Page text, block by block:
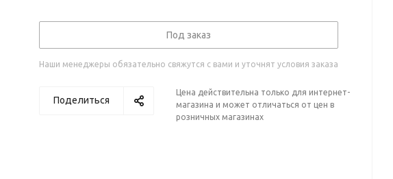
Под заказ
Наши менеджеры обязательно свяжутся с вами и уточнят условия заказа
Поделиться
Цена действительна только для интернет-
магазина и может отличаться от цен в
розничных магазинах